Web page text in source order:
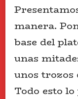
manera.
base del
unas
unos trozos
Todo esto